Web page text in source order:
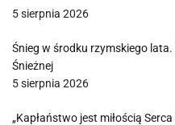
5 sierpnia 2026
Śnieg w środku rzymskiego
Śnieżnej
5 sierpnia 2026
„Kapłaństwo jest miłością